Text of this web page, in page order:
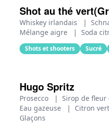
Shot au thé
Whiskey irlandais |
Mélange aigre
| Soda
Shots et shooters Sucré
Hugo Spritz
Prosecco | Sirop de fleur
Eau gazeuse
| Citron vert
Glaçons